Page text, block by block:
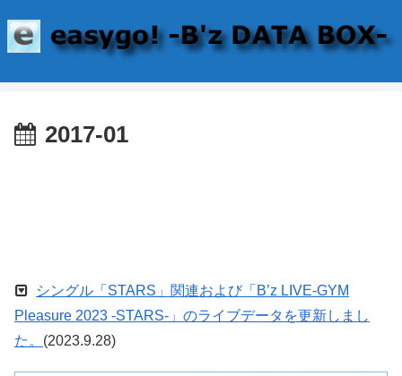
2017-01
シングル「STARS」関連および「B’z LIVE-GYM
Pleasure 2023 -STARS-」のライブデータを更新しまし
た。 (2023.9.28)